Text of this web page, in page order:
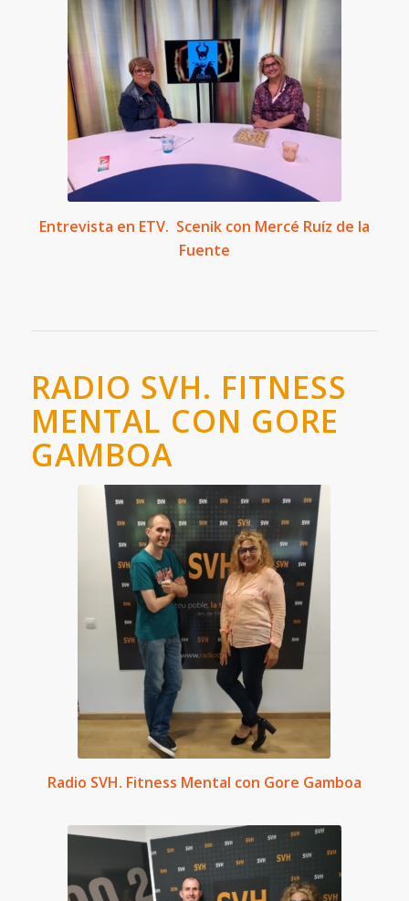
Entrevista en ETV. Scenik con Mercé Ruíz de la
Fuente
RADIO SVH. FITNESS
MENTAL CON GORE
GAMBOA
Radio SVH. Fitness Mental con Gore Gamboa